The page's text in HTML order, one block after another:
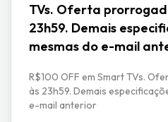
TVs. Oferta
23h59. Demais
mesmas do e-mail
R$100 OFF em Smart TVs.
às 23h59. Demais
e-mail anterior